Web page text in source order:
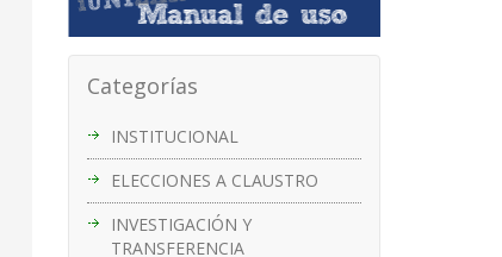
Categorías
INSTITUCIONAL
ELECCIONES A CLAUSTRO
INVESTIGACIÓN Y
TRANSFERENCIA